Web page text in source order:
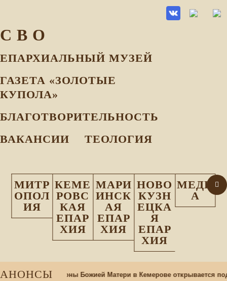
С В О
ЕПАРХИАЛЬНЫЙ МУЗEЙ
ГАЗЕТА «ЗОЛОТЫЕ
КУПОЛА»
БЛАГОТВОРИТЕЛЬНОСТЬ
ВАКАНСИИ
ТЕОЛОГИЯ
МИТР
ОПОЛ
ИЯ
КЕМЕ
РОВС
КАЯ
ЕПАР
ХИЯ
МАРИ
ИНСК
АЯ
ЕПАР
ХИЯ
НОВО
КУЗН
ЕЦКА
Я
ЕПАР
ХИЯ
МЕДИ
А
АНОНСЫ
Казанской иконы Божией Матери в Кемерове открывается